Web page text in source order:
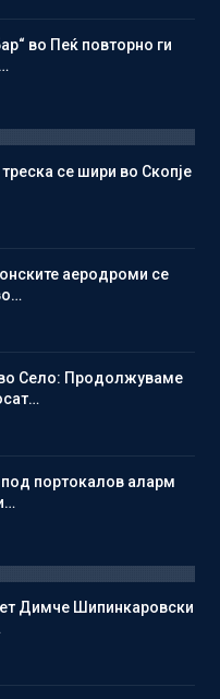
во Пеќ повторно ги
се шири во Скопје
аеродроми се
Село: Продолжуваме
портокалов аларм
Димче Шипинкаровски